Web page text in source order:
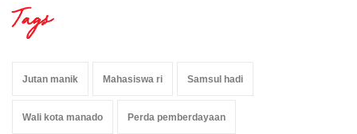
Tags
Jutan manik Mahasiswa ri Samsul hadi
Wali kota manado Perda pemberdayaan